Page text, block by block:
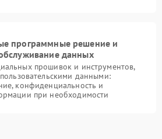
программные решение и
данных
прошивок и инструментов,
данными:
конфиденциальность и
при необходимости